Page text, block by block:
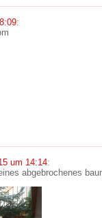
:
um 14:14:
abgebrochenes